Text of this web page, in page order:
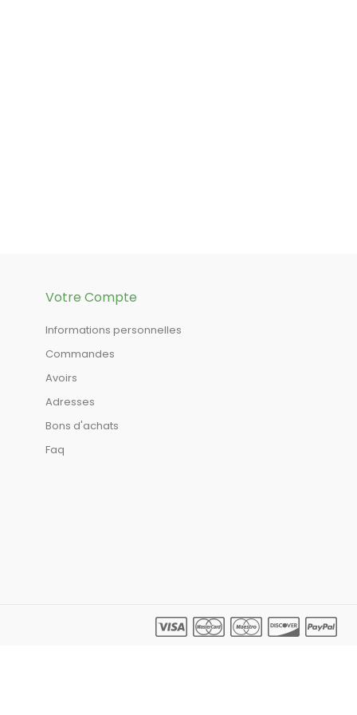
Votre Compte
Informations personnelles
Commandes
Avoirs
Adresses
Bons d'achats
Faq